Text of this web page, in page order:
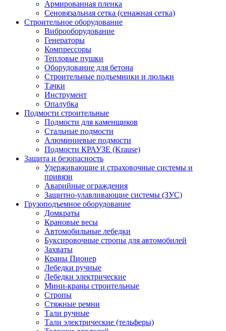
Армированная пленка
Сеновязальная сетка (сенажная сетка)
Строительное оборудование
Виброоборудование
Генераторы
Компрессоры
Тепловые пушки
Оборудование для бетона
Строительные подъемники и люльки
Тачки
Инструмент
Опалубка
Подмости строительные
Подмости для каменщиков
Стальные подмости
Алюминиевые подмости
Подмости КРАУЗЕ (Krause)
Защита и безопасность
Удерживающие и страховочные системы и
привязи
Аварийные ограждения
Защитно-улавливающие системы (ЗУС)
Грузоподъемное оборудование
Домкраты
Крановые весы
Автомобильные лебедки
Буксировочные стропы для автомобилей
Захваты
Краны Пионер
Лебедки ручные
Лебедки электрические
Мини-краны строительные
Стропы
Стяжные ремни
Тали ручные
Тали электрические (тельферы)